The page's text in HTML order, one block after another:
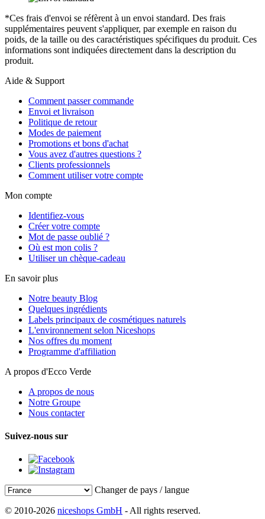
*Ces frais d'envoi se réfèrent à un envoi standard. Des frais
supplémentaires peuvent s'appliquer, par exemple en raison du
poids, de la taille ou des caractéristiques spécifiques du produit. Ces
informations sont indiquées directement dans la description du
produit.
Aide & Support
Comment passer commande
Envoi et livraison
Politique de retour
Modes de paiement
Promotions et bons d'achat
Vous avez d'autres questions ?
Clients professionnels
Comment utiliser votre compte
Mon compte
Identifiez-vous
Créer votre compte
Mot de passe oublié ?
Où est mon colis ?
Utiliser un chèque-cadeau
En savoir plus
Notre beauty Blog
Quelques ingrédients
Labels principaux de cosmétiques naturels
L'environnement selon Niceshops
Nos offres du moment
Programme d'affiliation
A propos d'Ecco Verde
A propos de nous
Notre Groupe
Nous contacter
Suivez-nous sur
Changer de pays / langue
© 2010-2026 niceshops GmbH - All rights reserved.